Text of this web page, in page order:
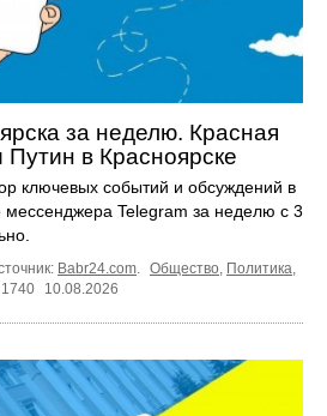
за неделю. Красная
Путин в Красноярске
ключевых событий и обсуждений в
мессенджера Telegram за неделю с 3
Babr24.com Общество Политика
1740 10.08.2026